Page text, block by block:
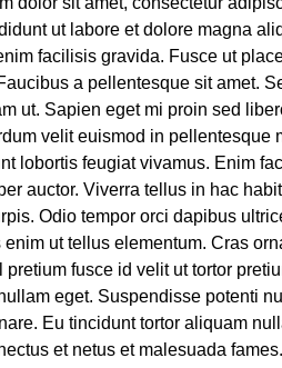
ut labore et dolore magna
facilisis gravida. Fusce ut
a pellentesque sit amet.
ut. Sapien eget mi proin sed
velit euismod in pellentesque
lobortis feugiat vivamus. Enim
auctor. Viverra tellus in hac
Odio tempor orci dapibus
enim ut tellus elementum. Cras
pretium fusce id velit ut tortor
eget. Suspendisse potenti
Eu tincidunt tortor aliquam
et netus et malesuada